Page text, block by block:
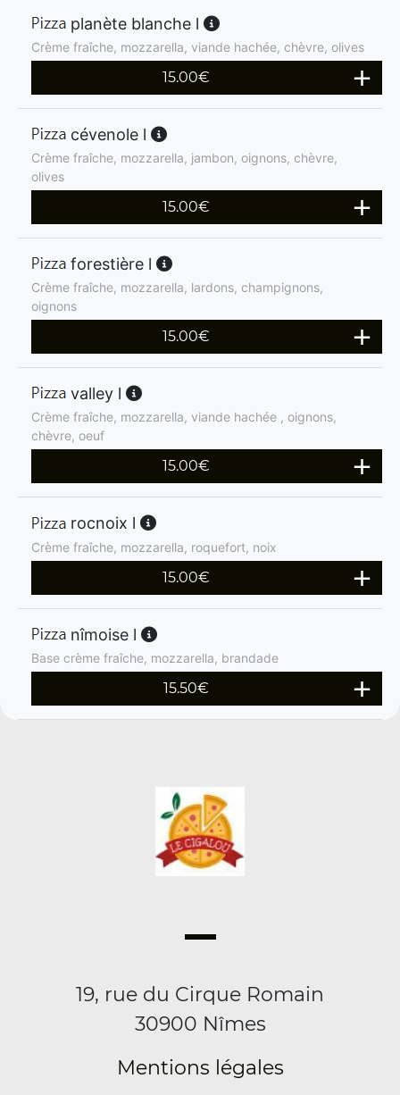
planète blanche l
Crème fraîche, mozzarella, viande hachée, chèvre, olives
15.00€
cévenole l
Crème fraîche, mozzarella, jambon, oignons, chèvre,
olives
15.00€
forestière l
Crème fraîche, mozzarella, lardons, champignons,
oignons
15.00€
valley l
Crème fraîche, mozzarella, viande hachée , oignons,
chèvre, oeuf
15.00€
rocnoix l
Crème fraîche, mozzarella, roquefort, noix
15.00€
nîmoise l
Base crème fraîche, mozzarella, brandade
15.50€
19, rue du Cirque Romain
30900 Nîmes
Mentions légales